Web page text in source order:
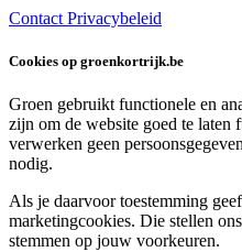
Contact Privacybeleid
Cookies op groenkortrijk.be
Groen gebruikt functionele en
zijn om de website goed te laten
verwerken geen
nodig.
Als je daarvoor toestemming
marketingcookies. Die stellen
stemmen op jouw voorkeuren.